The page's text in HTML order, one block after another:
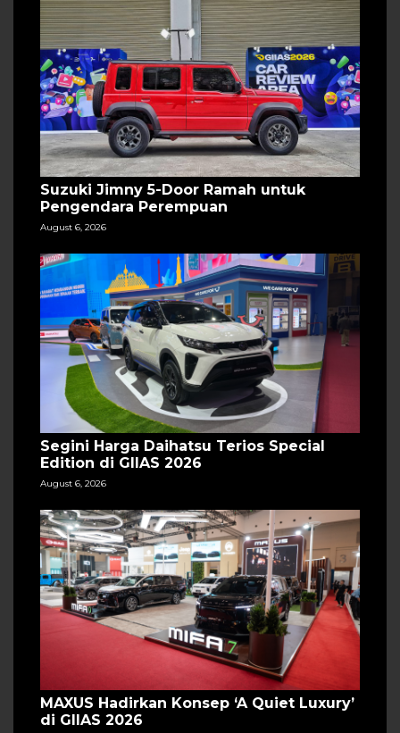
Suzuki Jimny 5-Door Ramah untuk
Pengendara Perempuan
August 6, 2026
Segini Harga Daihatsu Terios Special
Edition di GIIAS 2026
August 6, 2026
MAXUS Hadirkan Konsep ‘A Quiet Luxury’
di GIIAS 2026